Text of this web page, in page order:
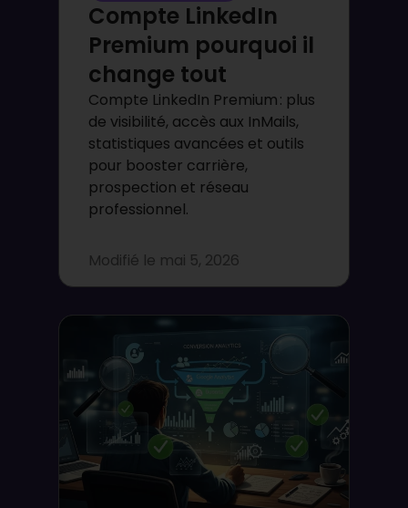
Compte LinkedIn
Premium pourquoi il
change tout
Compte LinkedIn Premium : plus
de visibilité, accès aux InMails,
statistiques avancées et outils
pour booster carrière,
prospection et réseau
professionnel.
Modifié le mai 5, 2026